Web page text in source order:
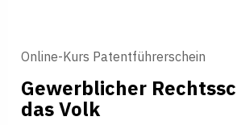
Online-Kurs Patentführerschein
Gewerblicher
das Volk